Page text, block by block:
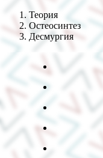
Теория
Остеосинтез
Десмургия